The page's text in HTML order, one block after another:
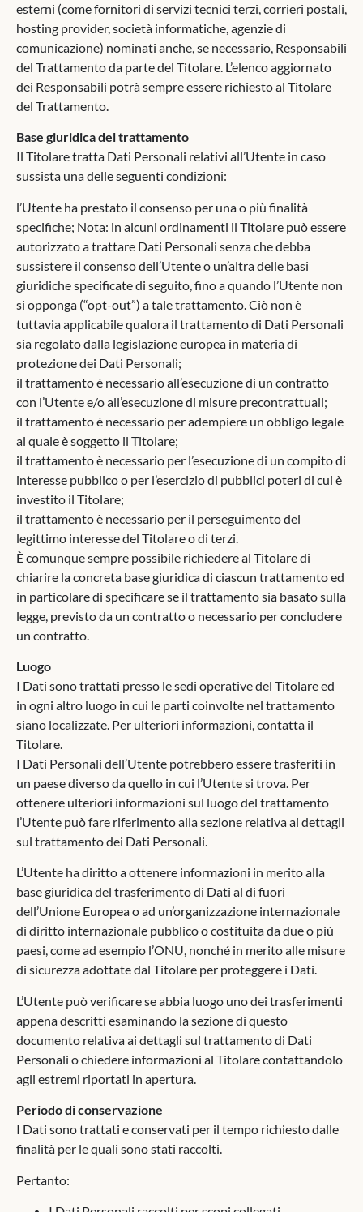
esterni (come fornitori di servizi tecnici terzi, corrieri postali,
hosting provider, società informatiche, agenzie di
comunicazione) nominati anche, se necessario, Responsabili
del Trattamento da parte del Titolare. L’elenco aggiornato
dei Responsabili potrà sempre essere richiesto al Titolare
del Trattamento.
Base giuridica del trattamento
Il Titolare tratta Dati Personali relativi all’Utente in caso
sussista una delle seguenti condizioni:
l’Utente ha prestato il consenso per una o più finalità
specifiche; Nota: in alcuni ordinamenti il Titolare può essere
autorizzato a trattare Dati Personali senza che debba
sussistere il consenso dell’Utente o un’altra delle basi
giuridiche specificate di seguito, fino a quando l’Utente non
si opponga (“opt-out”) a tale trattamento. Ciò non è
tuttavia applicabile qualora il trattamento di Dati Personali
sia regolato dalla legislazione europea in materia di
protezione dei Dati Personali;
il trattamento è necessario all’esecuzione di un contratto
con l’Utente e/o all’esecuzione di misure precontrattuali;
il trattamento è necessario per adempiere un obbligo legale
al quale è soggetto il Titolare;
il trattamento è necessario per l’esecuzione di un compito di
interesse pubblico o per l’esercizio di pubblici poteri di cui è
investito il Titolare;
il trattamento è necessario per il perseguimento del
legittimo interesse del Titolare o di terzi.
È comunque sempre possibile richiedere al Titolare di
chiarire la concreta base giuridica di ciascun trattamento ed
in particolare di specificare se il trattamento sia basato sulla
legge, previsto da un contratto o necessario per concludere
un contratto.
Luogo
I Dati sono trattati presso le sedi operative del Titolare ed
in ogni altro luogo in cui le parti coinvolte nel trattamento
siano localizzate. Per ulteriori informazioni, contatta il
Titolare.
I Dati Personali dell’Utente potrebbero essere trasferiti in
un paese diverso da quello in cui l’Utente si trova. Per
ottenere ulteriori informazioni sul luogo del trattamento
l’Utente può fare riferimento alla sezione relativa ai dettagli
sul trattamento dei Dati Personali.
L’Utente ha diritto a ottenere informazioni in merito alla
base giuridica del trasferimento di Dati al di fuori
dell’Unione Europea o ad un’organizzazione internazionale
di diritto internazionale pubblico o costituita da due o più
paesi, come ad esempio l’ONU, nonché in merito alle misure
di sicurezza adottate dal Titolare per proteggere i Dati.
L’Utente può verificare se abbia luogo uno dei trasferimenti
appena descritti esaminando la sezione di questo
documento relativa ai dettagli sul trattamento di Dati
Personali o chiedere informazioni al Titolare contattandolo
agli estremi riportati in apertura.
Periodo di conservazione
I Dati sono trattati e conservati per il tempo richiesto dalle
finalità per le quali sono stati raccolti.
Pertanto: